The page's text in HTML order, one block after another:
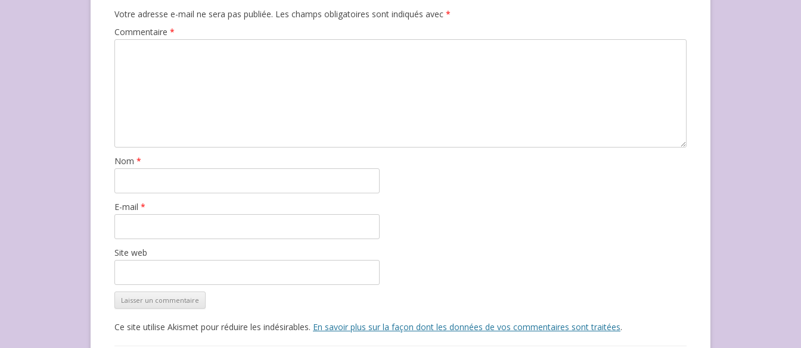
Votre adresse e-mail ne sera pas publiée. Les champs obligatoires sont indiqués avec *
Commentaire *
Nom *
E-mail *
Site web
Ce site utilise Akismet pour réduire les indésirables. En savoir plus sur la façon dont les données de vos commentaires sont traitées.